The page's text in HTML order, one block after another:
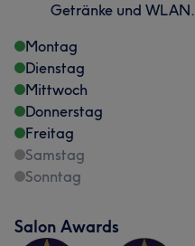
Getränke und WLAN.
Montag
Dienstag
Mittwoch
Donnerstag
Freitag
Samstag
Sonntag
Salon Awards